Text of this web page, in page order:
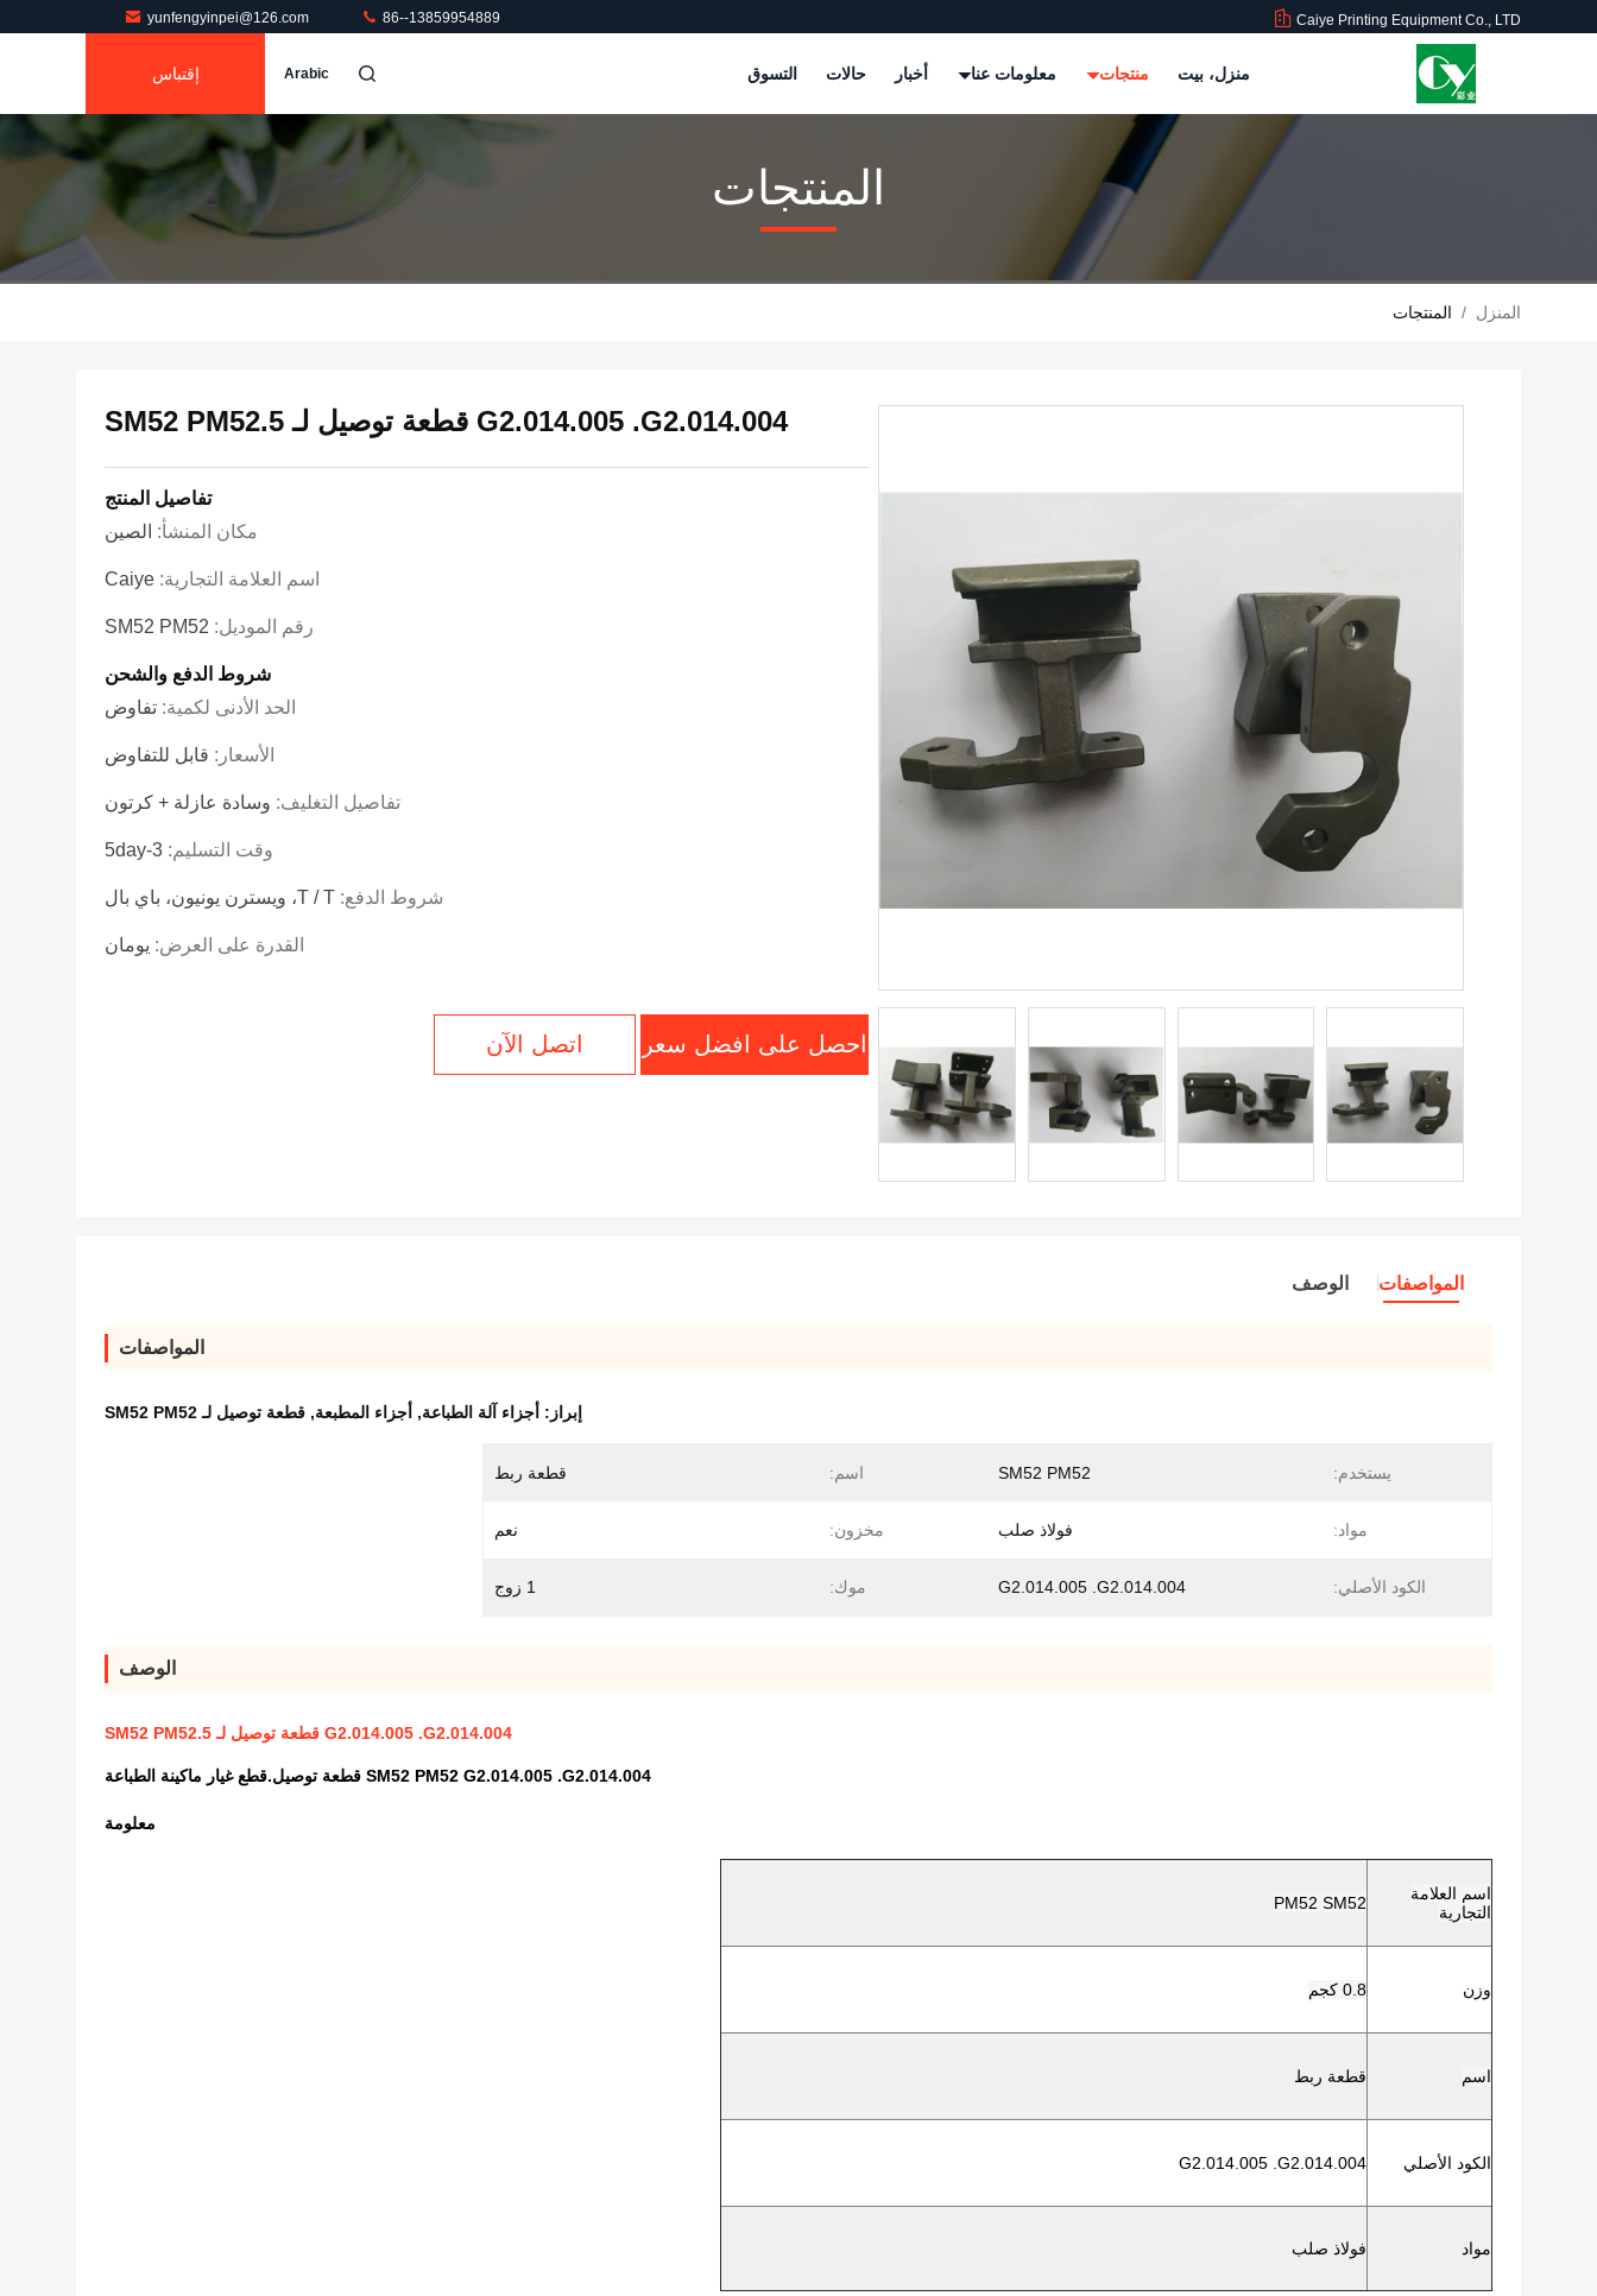
Caiye Printing Equipment Co., LTD
yunfengyinpei@126.com 86--13859954889
منزل، بيت منتجات معلومات عنا أخبار حالات التسوق Arabic إقتباس
المنتجات
المنزل / المنتجات
G2.014.005 .G2.014.004 قطعة توصيل لـ SM52 PM52.5
تفاصيل المنتج
مكان المنشأ: الصين
اسم العلامة التجارية: Caiye
رقم الموديل: SM52 PM52
شروط الدفع والشحن
الحد الأدنى لكمية: تفاوض
الأسعار: قابل للتفاوض
تفاصيل التغليف: وسادة عازلة + كرتون
وقت التسليم: 3-5day
شروط الدفع: T / T، ويسترن يونيون، باي بال
القدرة على العرض: يومان
احصل على افضل سعر اتصل الآن
المواصفات الوصف
المواصفات
إبراز: أجزاء آلة الطباعة, أجزاء المطبعة, قطعة توصيل لـ SM52 PM52
يستخدم: SM52 PM52 اسم: قطعة ربط
مواد: فولاذ صلب مخزون: نعم
الكود الأصلي: G2.014.005 .G2.014.004 موك: 1 زوج
الوصف
G2.014.005 .G2.014.004 قطعة توصيل لـ SM52 PM52.5
SM52 PM52 G2.014.005 .G2.014.004 قطعة توصيل.قطع غيار ماكينة الطباعة
معلومة
اسم العلامة
التجارية
PM52 SM52
وزن 0.8 كجم
اسم قطعة ربط
الكود الأصلي G2.014.005 .G2.014.004
مواد فولاذ صلب